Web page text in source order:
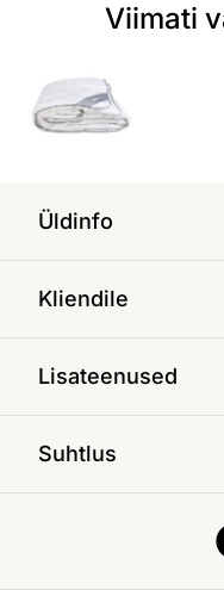
Viimati
Üldinfo
Kliendile
Lisateenused
Suhtlus